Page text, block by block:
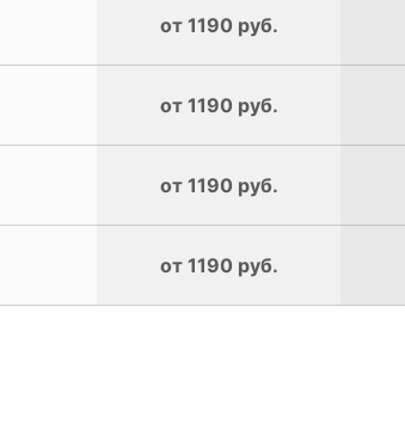
от 1190 руб.
от 1190 руб.
от 1190 руб.
от 1190 руб.